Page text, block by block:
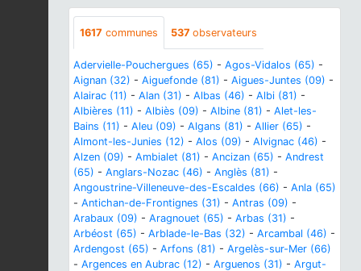
1617 communes 537 observateurs
Adervielle-Pouchergues (65) - Agos-Vidalos (65) -
Aignan (32) - Aiguefonde (81) - Aigues-Juntes (09) -
Alairac (11) - Alan (31) - Albas (46) - Albi (81) -
Albières (11) - Albiès (09) - Albine (81) - Alet-les-
Bains (11) - Aleu (09) - Algans (81) - Allier (65) -
Almont-les-Junies (12) - Alos (09) - Alvignac (46) -
Alzen (09) - Ambialet (81) - Ancizan (65) - Andrest
(65) - Anglars-Nozac (46) - Anglès (81) -
Angoustrine-Villeneuve-des-Escaldes (66) - Anla (65)
- Antichan-de-Frontignes (31) - Antras (09) -
Arabaux (09) - Aragnouet (65) - Arbas (31) -
Arbéost (65) - Arblade-le-Bas (32) - Arcambal (46) -
Ardengost (65) - Arfons (81) - Argelès-sur-Mer (66)
- Argences en Aubrac (12) - Arguenos (31) - Argut-